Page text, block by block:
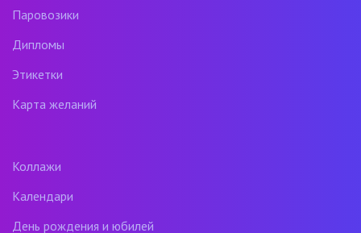
Паровозики
Дипломы
Этикетки
Карта желаний
Коллажи
Календари
День рождения и юбилей